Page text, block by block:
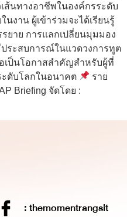
ส้นทางอาชีพในองค์กรระดับ
งาน ผู้เข้าร่วมจะได้เรียนรู้
ยาย การแลกเปลี่ยนมุมมอง
ระสบการณ์ในแวดวงการทูต
เป็นโอกาสสำคัญสำหรับผู้ที่
ะดับโลกในอนาคต
ราย
Briefing จัดโดย :
: themomentrangsit